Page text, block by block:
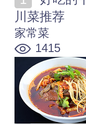
川菜推荐
家常菜
1415